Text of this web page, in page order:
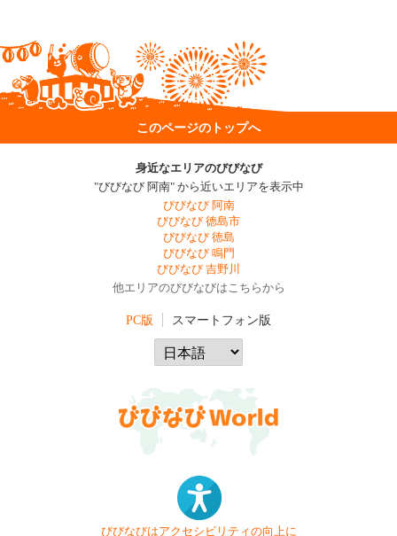
このページのトップへ
身近なエリアのびびなび
"びびなび 阿南" から近いエリアを表示中
びびなび 阿南
びびなび 徳島市
びびなび 徳島
びびなび 鳴門
びびなび 吉野川
他エリアのびびなびはこちらから
PC版 スマートフォン版
びびなびはアクセシビリティの向上に